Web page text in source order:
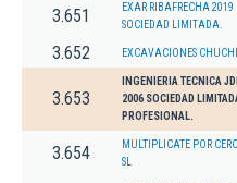
3.651
EXAR RIBAFRECHA 2019
SOCIEDAD LIMITADA.
3.652 EXCAVACIONES
3.653
INGENIERIA TECNICA
2006 SOCIEDAD
PROFESIONAL.
3.654
MULTIPLICATE POR CERO
SL